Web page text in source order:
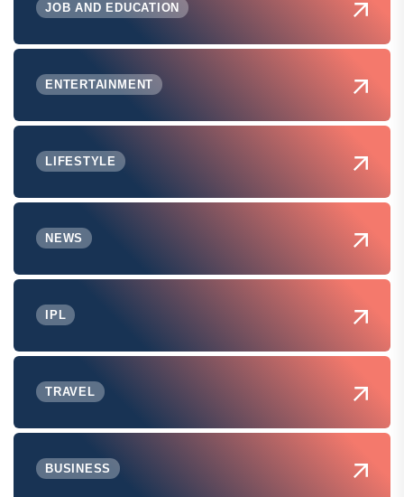
JOB AND EDUCATION
ENTERTAINMENT
LIFESTYLE
NEWS
IPL
TRAVEL
BUSINESS